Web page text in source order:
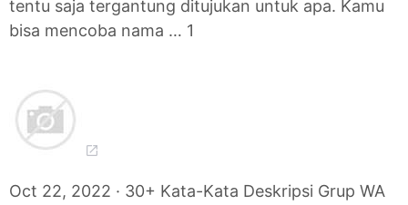
tentu saja tergantung ditujukan untuk apa. Kamu
bisa mencoba nama … 1
Oct 22, 2022 · 30+ Kata-Kata Deskripsi Grup WA